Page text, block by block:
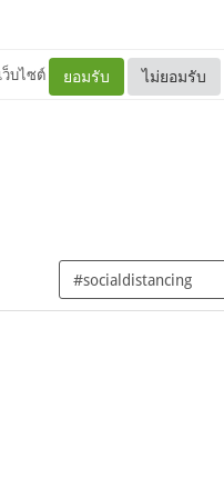
ว็บไซต์ ยอมรับ ไม่ยอมรับ